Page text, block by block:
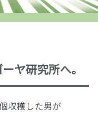
ヤ研究所へ。
収穫した男が